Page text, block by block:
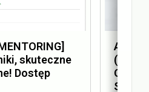
skuteczne
Dostęp
(AEO)
SEO